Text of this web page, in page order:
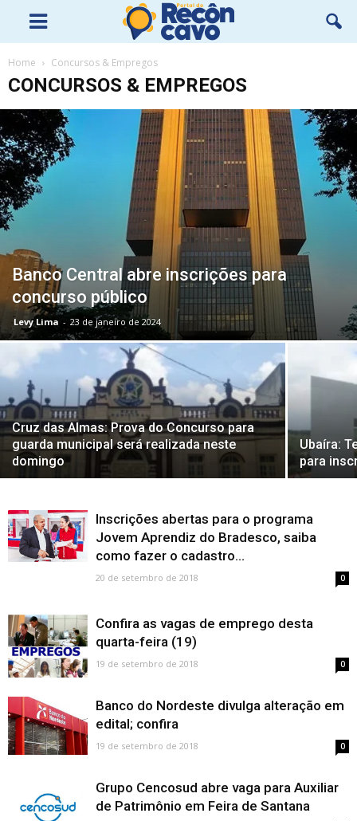
Home Concursos & Empregos
CONCURSOS & EMPREGOS
Banco Central abre inscrições para
concurso público
Levy Lima - 23 de janeiro de 2024
Cruz das Almas: Prova do Concurso para
guarda municipal será realizada neste
domingo
Ubaíra:
para
Inscrições abertas para o programa
Jovem Aprendiz do Bradesco, saiba
como fazer o cadastro...
20 de setembro de 2018 0
Confira as vagas de emprego desta
quarta-feira (19)
19 de setembro de 2018 0
Banco do Nordeste divulga alteração em
edital; confira
19 de setembro de 2018 0
Grupo Cencosud abre vaga para Auxiliar
de Patrimônio em Feira de Santana